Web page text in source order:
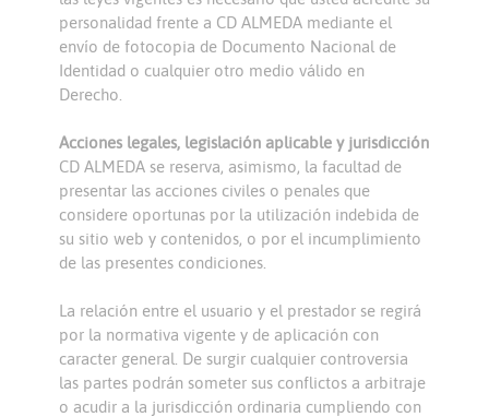
personalidad frente a CD ALMEDA mediante el
envío de fotocopia de Documento Nacional de
Identidad o cualquier otro medio válido en
Derecho.
Acciones legales, legislación aplicable y jurisdicción
CD ALMEDA se reserva, asimismo, la facultad de
presentar las acciones civiles o penales que
considere oportunas por la utilización indebida de
su sitio web y contenidos, o por el incumplimiento
de las presentes condiciones.
La relación entre el usuario y el prestador se regirá
por la normativa vigente y de aplicación con
caracter general. De surgir cualquier controversia
las partes podrán someter sus conflictos a arbitraje
o acudir a la jurisdicción ordinaria cumpliendo con